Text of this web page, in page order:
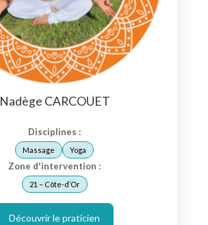
Nadège CARCOUET
Disciplines :
Massage Yoga
Zone d'intervention :
21 – Côte-d’Or
Découvrir le praticien